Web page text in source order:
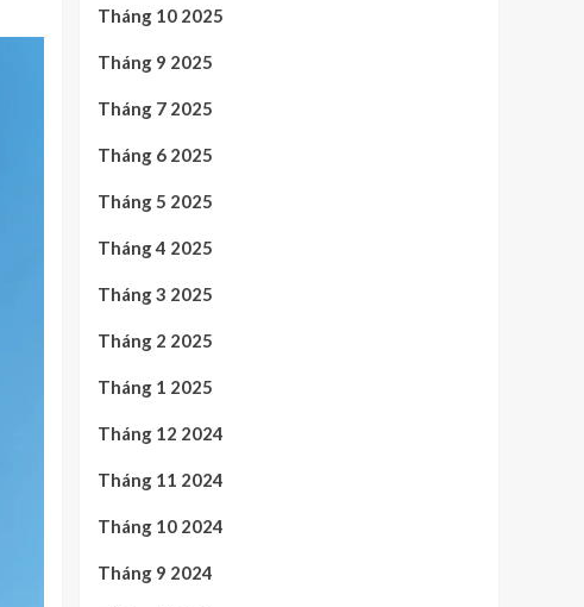
Tháng 10 2025
Tháng 9 2025
Tháng 7 2025
Tháng 6 2025
Tháng 5 2025
Tháng 4 2025
Tháng 3 2025
Tháng 2 2025
Tháng 1 2025
Tháng 12 2024
Tháng 11 2024
Tháng 10 2024
Tháng 9 2024